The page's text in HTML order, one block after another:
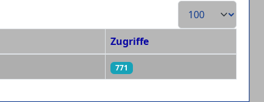
Anzeige #
Zugriffe
771